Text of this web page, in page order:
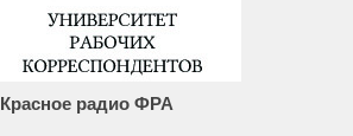
Красное радио ФРА